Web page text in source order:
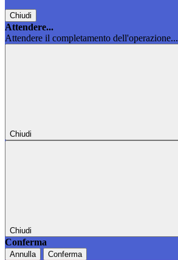
Chiudi
Attendere...
Attendere il completamento dell'operazione...
Chiudi
Chiudi
Conferma
Annulla Conferma